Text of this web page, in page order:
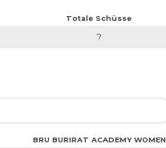
Totale Schüsse
?
BRU BURIRAT ACADEMY WOMEN